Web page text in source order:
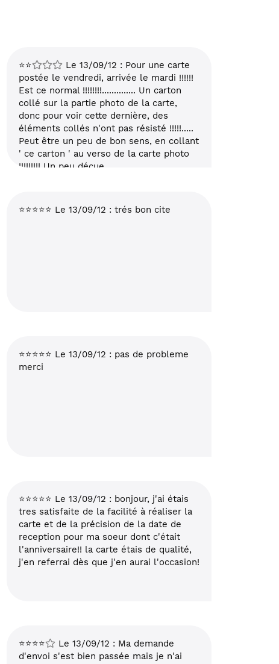
⭐⭐
Le 13/09/12 : Pour une carte
postée le vendredi, arrivée le mardi !!!!!!
Est ce normal !!!!!!!!.............. Un carton
collé sur la partie photo de la carte,
donc pour voir cette dernière, des
éléments collés n'ont pas résisté !!!!!.....
Peut être un peu de bon sens, en collant
' ce carton ' au verso de la carte photo
!!!!!!!!! Un peu déçue..........
⭐⭐⭐⭐⭐ Le 13/09/12 : trés bon cite
⭐⭐⭐⭐⭐ Le 13/09/12 : pas de probleme
merci
⭐⭐⭐⭐⭐ Le 13/09/12 : bonjour, j'ai étais
tres satisfaite de la facilité à réaliser la
carte et de la précision de la date de
reception pour ma soeur dont c'était
l'anniversaire!! la carte étais de qualité,
j'en referrai dès que j'en aurai l'occasion!
⭐⭐⭐⭐
Le 13/09/12 : Ma demande
d'envoi s'est bien passée mais je n'ai